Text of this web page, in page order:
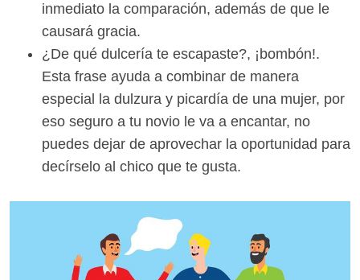
inmediato la comparación, además de que le
causará gracia.
¿De qué dulcería te escapaste?, ¡bombón!.
Esta frase ayuda a combinar de manera
especial la dulzura y picardía de una mujer, por
eso seguro a tu novio le va a encantar, no
puedes dejar de aprovechar la oportunidad para
decírselo al chico que te gusta.